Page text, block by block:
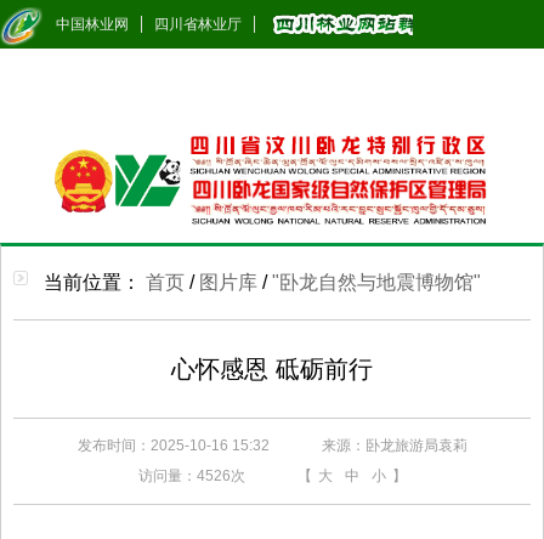
中国林业网 四川省林业厅
当前位置： 首页 / 图片库 /"卧龙自然与地震博物馆"
心怀感恩 砥砺前行
发布时间：2025-10-16 15:32
来源：卧龙旅游局袁莉
访问量： 4526次 【 大 中 小 】